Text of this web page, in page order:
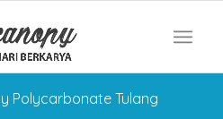
Polycarbonate Tulang